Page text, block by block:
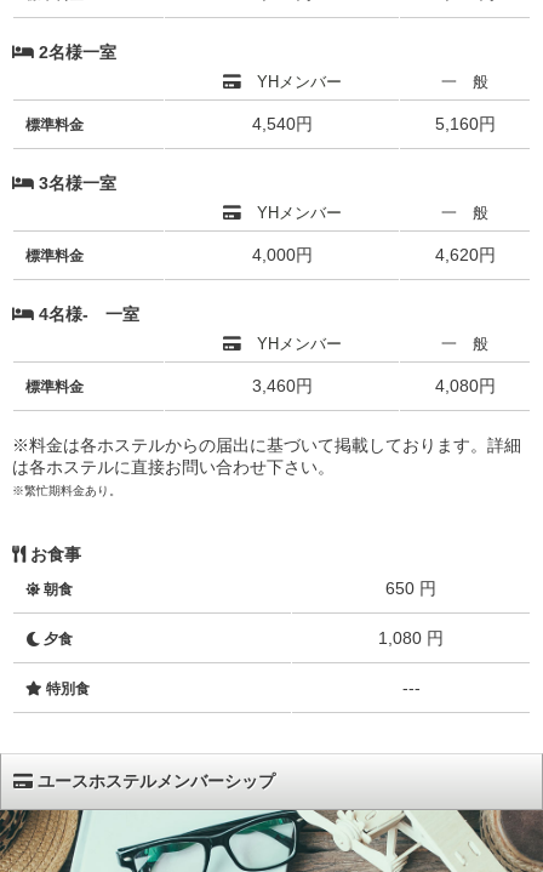
2名様一室
YHメンバー 一 般
標準料金 4,540円 5,160円
3名様一室
YHメンバー 一 般
標準料金 4,000円 4,620円
4名様- 一室
YHメンバー 一 般
標準料金 3,460円 4,080円
※料金は各ホステルからの届出に基づいて掲載しております。詳細
は各ホステルに直接お問い合わせ下さい。
※繁忙期料金あり。
お食事
朝食 650 円
夕食 1,080 円
特別食 ---
ユースホステルメンバーシップ